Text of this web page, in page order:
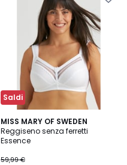
Saldi
MISS MARY OF SWEDEN
Reggiseno senza ferretti
Essence
59,99 €
4,2
/ 5